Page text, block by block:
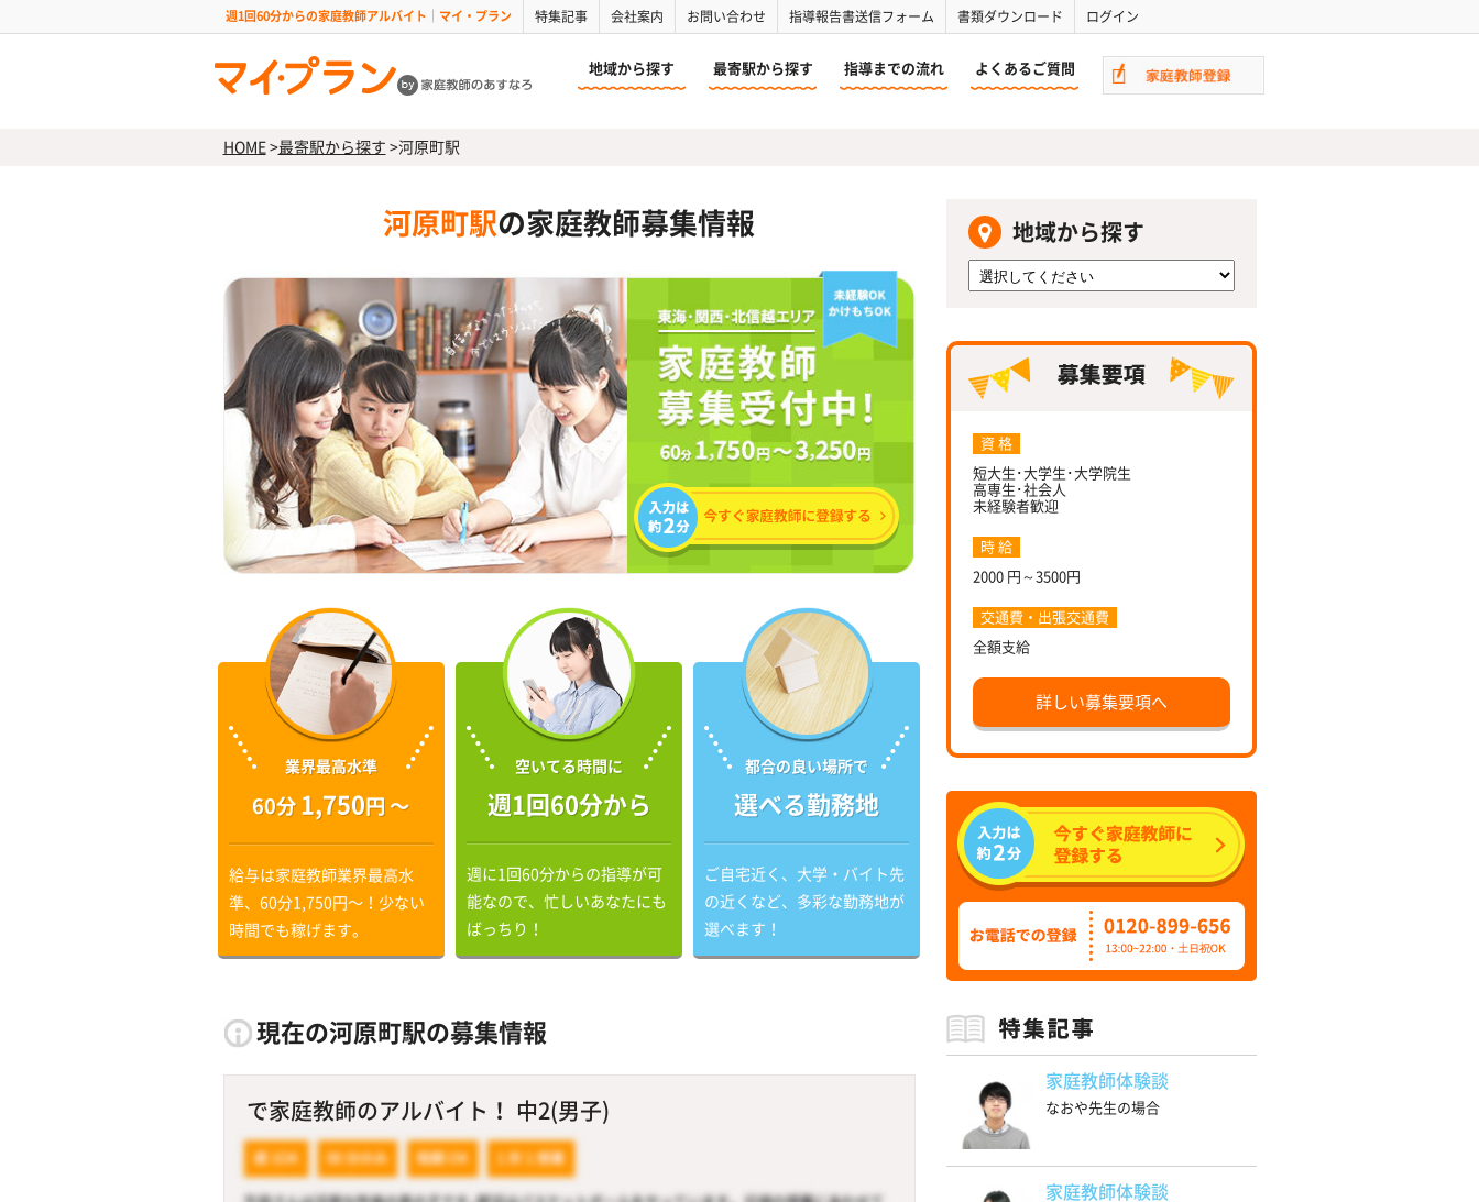
週1回60分からの家庭教師アルバイト｜マイ・プラン 特集記事 会社案内 お問い合わせ 指導報告書送信フォーム 書類ダウンロード ログイン
地域から探す 最寄駅から探す 指導までの流れ よくあるご質問
HOME>最寄駅から探す >河原町駅
河原町駅の家庭教師募集情報
業界最高水準
60分 1,750円 〜
給与は家庭教師業界最高水
準、60分1,750円〜！少ない
時間でも稼げます。
空いてる時間に
週1回60分から
週に1回60分からの指導が可
能なので、忙しいあなたにも
ばっちり！
都合の良い場所で
選べる勤務地
ご自宅近く、大学・バイト先
の近くなど、多彩な勤務地が
選べます！
現在の河原町駅の募集情報
で家庭教師のアルバイト！ 中2(男子)
地域から探す
資 格
短大生･大学生･大学院生
高専生･社会人
未経験者歓迎
時 給
2000 円～3500円
交通費・出張交通費
全額支給
詳しい募集要項へ
家庭教師体験談
なおや先生の場合
家庭教師体験談